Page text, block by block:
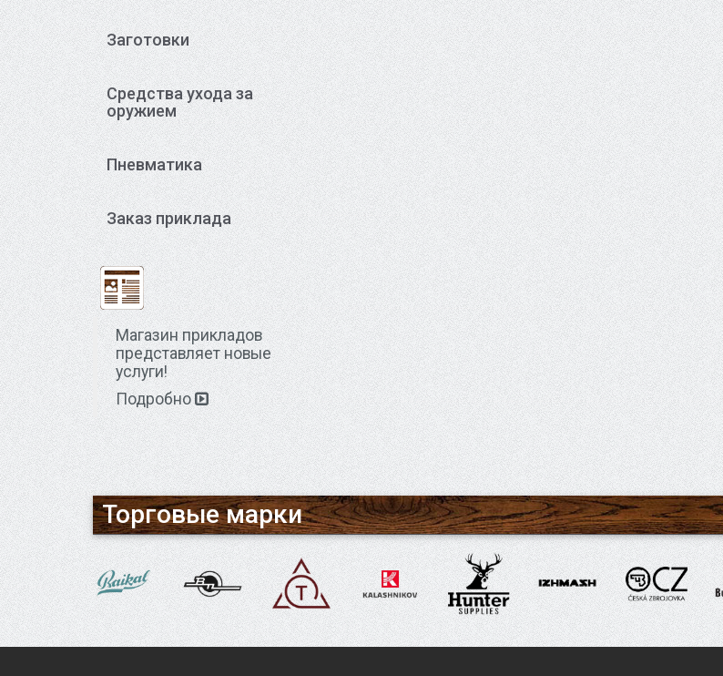
Заготовки
Средства ухода за
оружием
Пневматика
Заказ приклада
Магазин прикладов
представляет новые
услуги!
Подробно
Торговые марки